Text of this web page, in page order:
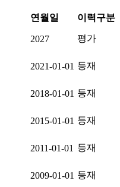
연월일
이력구분
2027 평가
2021-01-01 등재
2018-01-01 등재
2015-01-01 등재
2011-01-01 등재
2009-01-01 등재